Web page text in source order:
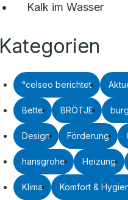
Kalk im Wasser
Kategorien
°celseo berichtet
Bette BRÖTJE
Design Förderung
hansgrohe Heizung
Klima Komfort &